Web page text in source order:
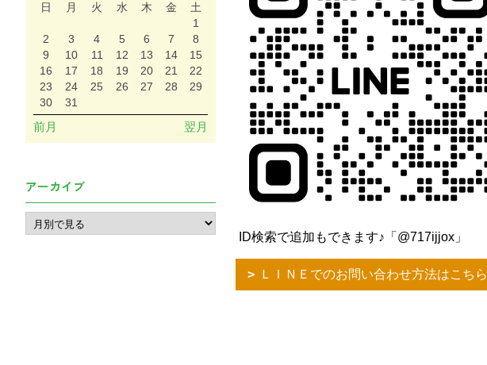
ID検索で追加もできます♪「@717ijjox」
ＬＩＮＥでのお問い合わせ方法はこちら
日 月 火 水 木 金
土
1
2
3 4 5 6 7
8
9
10 11 12 13 14
15
16
17 18 19 20 21
22
23
24 25 26 27 28
29
30
31
前月 翌月
アーカイブ